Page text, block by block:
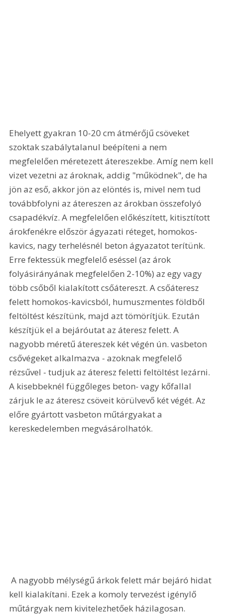
Ehelyett gyakran 10-20 cm átmérőjű csöveket
szoktak szabálytalanul beépíteni a nem
megfelelően méretezett átereszekbe. Amíg nem kell
vizet vezetni az ároknak, addig "működnek", de ha
jön az eső, akkor jön az elöntés is, mivel nem tud
továbbfolyni az átereszen az árokban összefolyó
csapadékvíz. A megfelelően előkészített, kitisztított
árokfenékre először ágyazati réteget, homokos-
kavics, nagy terhelésnél beton ágyazatot terítünk.
Erre fektessük megfelelő eséssel (az árok
folyásirányának megfelelően 2-10%) az egy vagy
több csőből kialakított csőátereszt. A csőáteresz
felett homokos-kavicsból, humuszmentes földből
feltöltést készítünk, majd azt tömörítjük. Ezután
készítjük el a bejáróutat az áteresz felett. A
nagyobb méretű átereszek két végén ún. vasbeton
csővégeket alkalmazva - azoknak megfelelő
rézsűvel - tudjuk az áteresz feletti feltöltést lezárni.
A kisebbeknél függőleges beton- vagy kőfallal
zárjuk le az áteresz csöveit körülvevő két végét. Az
előre gyártott vasbeton műtárgyakat a
kereskedelemben megvásárolhatók.
A nagyobb mélységű árkok felett már bejáró hidat
kell kialakítani. Ezek a komoly tervezést igénylő
műtárgyak nem kivitelezhetőek házilagosan.